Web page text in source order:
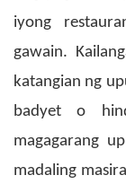
iyong
gawain.
katangian ng
badyet o
magagarang
madaling